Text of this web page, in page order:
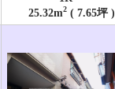
25.32m2( 7.65坪 )